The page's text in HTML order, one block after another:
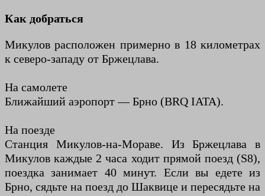
Как добраться
Микулов расположен примерно в 18 километрах
к северо-западу от Бржецлава.
На самолете
Ближайший аэропорт — Брно (BRQ IATA).
На поезде
Станция Микулов-на-Мораве. Из Бржецлава в
Микулов каждые 2 часа ходит прямой поезд (S8),
поездка занимает 40 минут. Если вы едете из
Брно, сядьте на поезд до Шаквице и пересядьте на